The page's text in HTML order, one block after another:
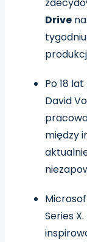
Drive
Po 18
David
między
Series